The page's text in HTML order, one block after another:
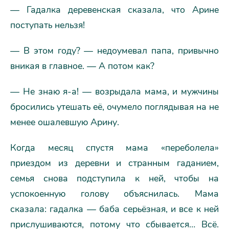
— Гадалка деревенская сказала, что Арине
поступать нельзя!
— В этом году? — недоумевал папа, привычно
вникая в главное. — А потом как?
— Не знаю я-а! — возрыдала мама, и мужчины
бросились утешать её, очумело поглядывая на не
менее ошалевшую Арину.
Когда месяц спустя мама «переболела»
приездом из деревни и странным гаданием,
семья снова подступила к ней, чтобы на
успокоенную голову объяснилась. Мама
сказала: гадалка — баба серьёзная, и все к ней
прислушиваются, потому что сбывается… Всё.